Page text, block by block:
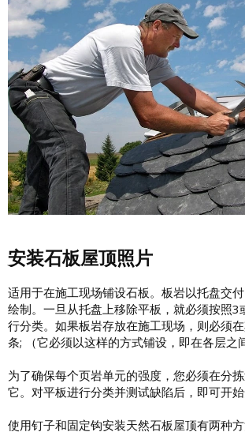
安装石板屋顶照片
适用于在施工现场铺设石板。板岩以托盘交
绘制。一旦从托盘上移除平板，就必须按照3
行分类。如果板岩存放在施工现场，则必须
条; （它必须以这样的方式铺设，即在各层之
为了确保每个页岩单元的强度，您必须在分
它。对平板进行分类并测试缺陷后，即可开始
使用钉子和固定钩安装天然石板屋顶有两种方